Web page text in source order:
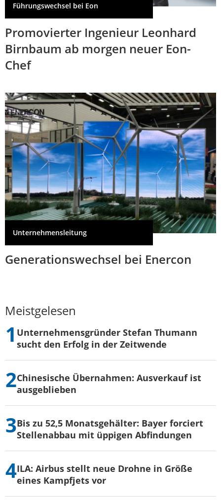
Führungswechsel bei Eon
Promovierter Ingenieur Leonhard
Birnbaum ab morgen neuer Eon-
Chef
Unternehmensleitung
Generationswechsel bei Enercon
Meistgelesen
Unternehmensgründer Stefan Thumann
sucht den Erfolg in der Zeitwende
Chinesische Übernahmen: Ausverkauf ist
ausgeblieben
Bis zu 52,5 Monatsgehälter: Bayer forciert
Stellenabbau mit üppigen Abfindungen
ILA: Airbus stellt neue Drohne in Größe
eines Kampfjets vor